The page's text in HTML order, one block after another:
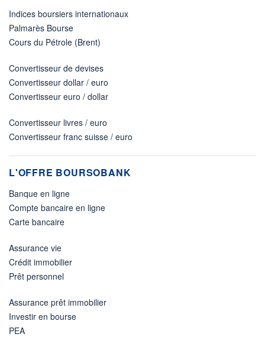
Indices boursiers internationaux
Palmarès Bourse
Cours du Pétrole (Brent)
Convertisseur de devises
Convertisseur dollar / euro
Convertisseur euro / dollar
Convertisseur livres / euro
Convertisseur franc suisse / euro
L'OFFRE BOURSOBANK
Banque en ligne
Compte bancaire en ligne
Carte bancaire
Assurance vie
Crédit immobilier
Prêt personnel
Assurance prêt immobilier
Investir en bourse
PEA